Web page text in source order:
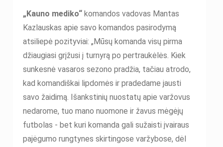
„Kauno mediko“ komandos vadovas Mantas
Kazlauskas apie savo komandos pasirodymą
atsiliepė pozityviai: „Mūsų komanda visų pirma
džiaugiasi grįžusi į turnyrą po pertraukėlės. Kiek
sunkesnė vasaros sezono pradžia, tačiau atrodo,
kad komandiškai lipdomės ir pradedame jausti
savo žaidimą. Išankstinių nuostatų apie varžovus
nedarome, tuo mano nuomone ir žavus mėgėjų
futbolas - bet kuri komanda gali sužaisti įvairaus
pajėgumo rungtynes skirtingose varžybose, dėl